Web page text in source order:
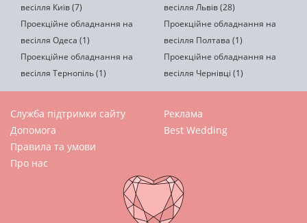
весілля Київ (7)
весілля Львів (28)
Проекційне обладнання на
весілля Одеса (1)
Проекційне обладнання на
весілля Полтава (1)
Проекційне обладнання на
весілля Тернопіль (1)
Проекційне обладнання на
весілля Чернівці (1)
Служба підтримки сайту
Допомога
Правила та умови
Про нас
Реклама
Best Wedding